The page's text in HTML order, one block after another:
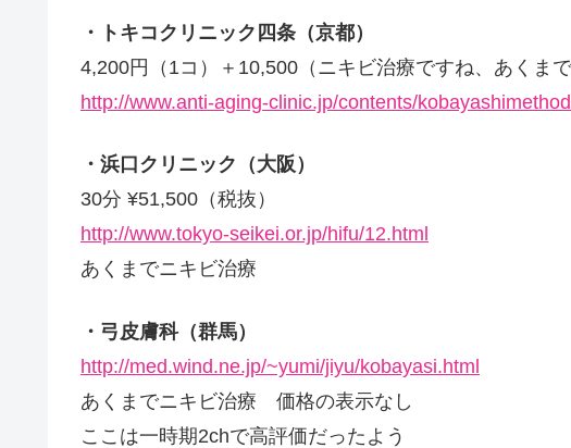
・トキコクリニック四条（京都）
4,200円（1コ）＋10,500（ニキビ治療ですね、あくまで
http://www.anti-aging-clinic.jp/contents/
・浜口クリニック（大阪）
30分 ¥51,500（税抜）
http://www.tokyo-seikei.or.jp/hifu/12.html
あくまでニキビ治療
・弓皮膚科（群馬）
http://med.wind.ne.jp/~yumi/jiyu/kobayasi.html
あくまでニキビ治療 価格の表示なし
ここは一時期2chで高評価だったよう